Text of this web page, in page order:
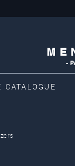
M E
-
CATALOGUE